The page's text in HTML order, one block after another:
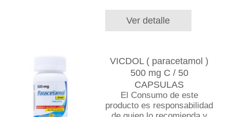
Ver detalle
VICDOL ( paracetamol )
500 mg C / 50
CAPSULAS
El Consumo de este
producto es responsabilidad